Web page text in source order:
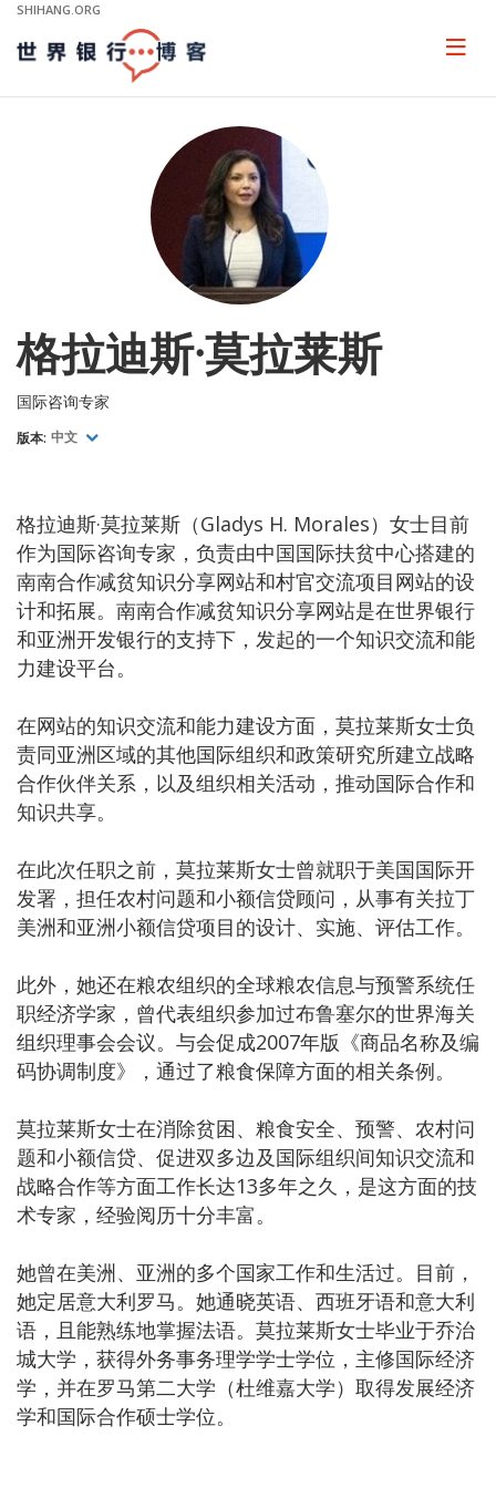
Skip
Main
Navigation
SHIHANG.ORG
Page
格拉迪斯·莫拉莱斯
国际咨询专家
版本: 中文
格拉迪斯·莫拉莱斯（Gladys H. Morales）女士目前
作为国际咨询专家，负责由中国国际扶贫中心搭建的
南南合作减贫知识分享网站和村官交流项目网站的设
计和拓展。南南合作减贫知识分享网站是在世界银行
和亚洲开发银行的支持下，发起的一个知识交流和能
力建设平台。
在网站的知识交流和能力建设方面，莫拉莱斯女士负
责同亚洲区域的其他国际组织和政策研究所建立战略
合作伙伴关系，以及组织相关活动，推动国际合作和
知识共享。
在此次任职之前，莫拉莱斯女士曾就职于美国国际开
发署，担任农村问题和小额信贷顾问，从事有关拉丁
美洲和亚洲小额信贷项目的设计、实施、评估工作。
此外，她还在粮农组织的全球粮农信息与预警系统任
职经济学家，曾代表组织参加过布鲁塞尔的世界海关
组织理事会会议。与会促成2007年版《商品名称及编
码协调制度》，通过了粮食保障方面的相关条例。
莫拉莱斯女士在消除贫困、粮食安全、预警、农村问
题和小额信贷、促进双多边及国际组织间知识交流和
战略合作等方面工作长达13多年之久，是这方面的技
术专家，经验阅历十分丰富。
她曾在美洲、亚洲的多个国家工作和生活过。目前，
她定居意大利罗马。她通晓英语、西班牙语和意大利
语，且能熟练地掌握法语。莫拉莱斯女士毕业于乔治
城大学，获得外务事务理学学士学位，主修国际经济
学，并在罗马第二大学（杜维嘉大学）取得发展经济
学和国际合作硕士学位。